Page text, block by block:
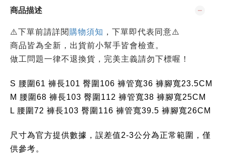
商品描述
⚠️下單前請詳閱 購物須知 ，下單即代表同意⚠️
商品皆為全新，出貨前小幫手皆會檢查。
做工問題一律不退換貨，完美主義請勿下標喔！
S 腰圍61 褲長101 臀圍106 褲管寬36 褲腳寬23.5CM
M 腰圍68 褲長103 臀圍112 褲管寬38 褲腳寬25CM
L 腰圍72 褲長103 臀圍116 褲管寬39.5 褲腳寬26CM
尺寸為官方提供數據，誤差值2-3公分為正常範圍，僅
供參考。